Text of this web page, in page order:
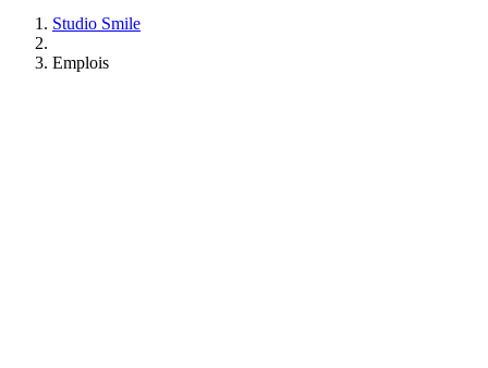
Studio Smile
Emplois